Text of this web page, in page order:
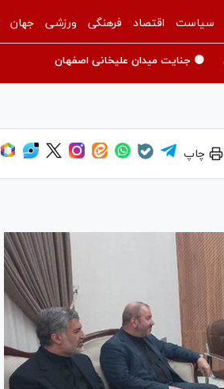
سیاست اقتصاد فرهنگی ورزشی جهان
🟡 جنایت میدان علیخانی اصفهان
چاپ